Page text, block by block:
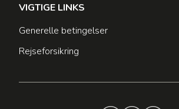
VIGTIGE LINKS
Generelle betingelser
Rejseforsikring